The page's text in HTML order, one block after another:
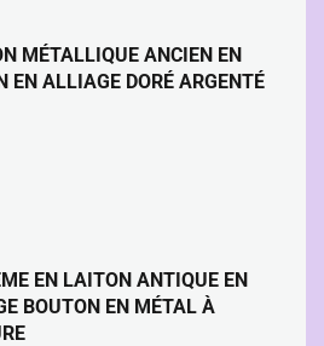
MÉTALLIQUE ANCIEN EN
EN ALLIAGE DORÉ ARGENTÉ
EN LAITON ANTIQUE EN
BOUTON EN MÉTAL À